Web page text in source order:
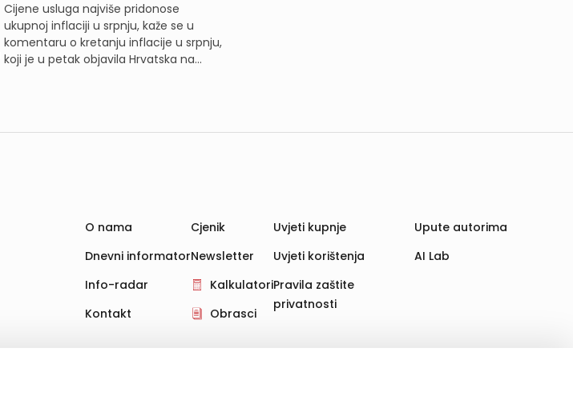
informacija na vašem uređaju. Time poboljšavamo korisničko iskustvo,
Cijene usluga najviše pridonose
ukupnoj inflaciji u srpnju, kaže se u
komentaru o kretanju inflacije u srpnju,
koji je u petak objavila Hrvatska na...
O nama
Dnevni informator
Info-radar
Kontakt
Cjenik
Newsletter
Kalkulatori
Obrasci
Uvjeti kupnje
Uvjeti korištenja
Pravila zaštite
privatnosti
Upute autorima
AI Lab